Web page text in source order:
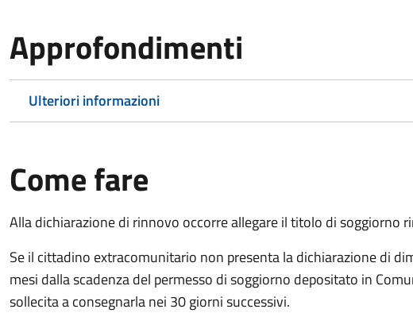
Approfondimenti
Ulteriori informazioni
Come fare
Alla dichiarazione di rinnovo occorre allegare il titolo di soggiorno
Se il cittadino extracomunitario non presenta la dichiarazione di
mesi dalla scadenza del permesso di soggiorno depositato in
sollecita a consegnarla nei 30 giorni successivi.